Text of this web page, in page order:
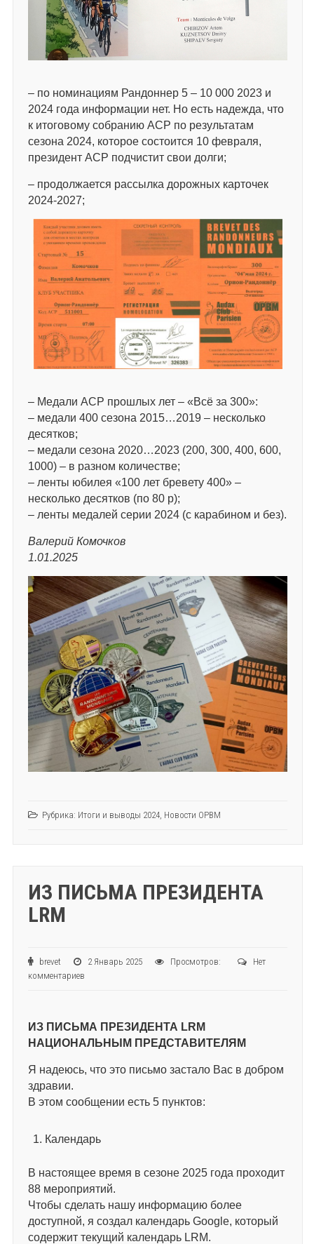
– по номинациям Рандоннер 5 – 10 000 2023 и
2024 года информации нет. Но есть надежда, что
к итоговому собранию АСР по результатам
сезона 2024, которое состоится 10 февраля,
президент АСР подчистит свои долги;
– продолжается рассылка дорожных карточек
2024-2027;
– Медали АСР прошлых лет – «Всё за 300»:
– медали 400 сезона 2015…2019 – несколько
десятков;
– медали сезона 2020…2023 (200, 300, 400, 600,
1000) – в разном количестве;
– ленты юбилея «100 лет бревету 400» –
несколько десятков (по 80 р);
– ленты медалей серии 2024 (с карабином и без).
Валерий Комочков
1.01.2025
Рубрика: Итоги и выводы 2024, Новости ОРВМ
ИЗ ПИСЬМА ПРЕЗИДЕНТА
LRM
brevet 2 Январь 2025 Просмотров:
Нет
комментариев
ИЗ ПИСЬМА ПРЕЗИДЕНТА LRM
НАЦИОНАЛЬНЫМ ПРЕДСТАВИТЕЛЯМ
Я надеюсь, что это письмо застало Вас в добром
здравии.
В этом сообщении есть 5 пунктов:
Календарь
В настоящее время в сезоне 2025 года проходит
88 мероприятий.
Чтобы сделать нашу информацию более
доступной, я создал календарь Google, который
содержит текущий календарь LRM.